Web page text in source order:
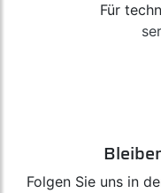
Für
Folgen Sie uns in